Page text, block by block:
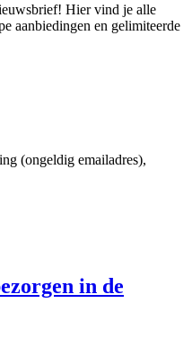
Hier vind je alle
aanbiedingen en gelimiteerde
(ongeldig emailadres),
in de